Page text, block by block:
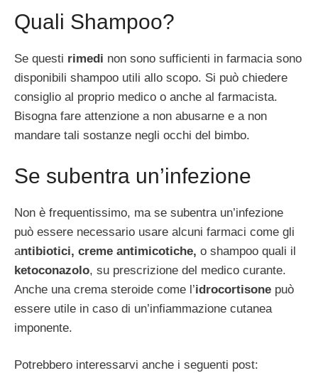
Quali Shampoo?
Se questi rimedi non sono sufficienti in farmacia sono
disponibili shampoo utili allo scopo. Si può chiedere
consiglio al proprio medico o anche al farmacista.
Bisogna fare attenzione a non abusarne e a non
mandare tali sostanze negli occhi del bimbo.
Se subentra un’infezione
Non è frequentissimo, ma se subentra un’infezione
può essere necessario usare alcuni farmaci come gli
antibiotici, creme antimicotiche, o shampoo quali il
ketoconazolo, su prescrizione del medico curante.
Anche una crema steroide come l’idrocortisone può
essere utile in caso di un’infiammazione cutanea
imponente.
Potrebbero interessarvi anche i seguenti post: